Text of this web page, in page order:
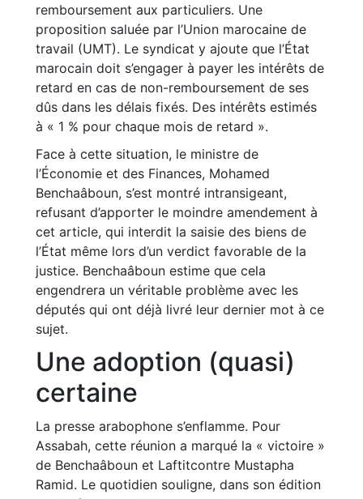
remboursement aux particuliers. Une
proposition saluée par l’Union marocaine de
travail (UMT). Le syndicat y ajoute que l’État
marocain doit s’engager à payer les intérêts de
retard en cas de non-remboursement de ses
dûs dans les délais fixés. Des intérêts estimés
à « 1 % pour chaque mois de retard ».
Face à cette situation, le ministre de
l’Économie et des Finances, Mohamed
Benchaâboun, s’est montré intransigeant,
refusant d’apporter le moindre amendement à
cet article, qui interdit la saisie des biens de
l’État même lors d’un verdict favorable de la
justice. Benchaâboun estime que cela
engendrera un véritable problème avec les
députés qui ont déjà livré leur dernier mot à ce
sujet.
Une adoption (quasi)
certaine
La presse arabophone s’enflamme. Pour
Assabah, cette réunion a marqué la « victoire »
de Benchaâboun et Laftitcontre Mustapha
Ramid. Le quotidien souligne, dans son édition